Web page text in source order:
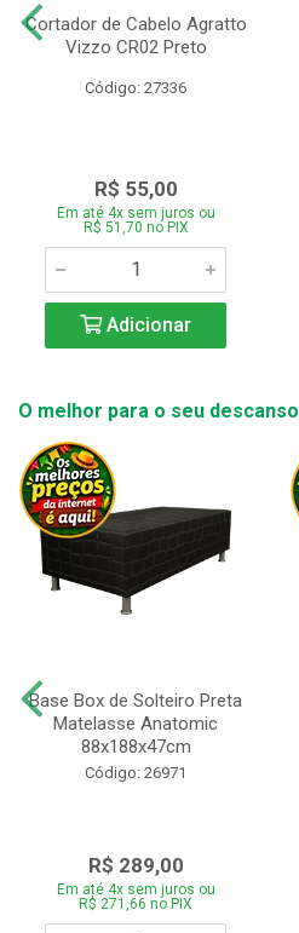
Cortador de Cabelo Agratto
Vizzo CR02 Preto
Código: 27336
R$ 55,00
Em até 4x sem juros ou
R$ 51,70 no PIX
Adicionar
O melhor para o seu descanso
Base Box de Solteiro Preta
Matelasse Anatomic
88x188x47cm
Código: 26971
R$ 289,00
Em até 4x sem juros ou
R$ 271,66 no PIX